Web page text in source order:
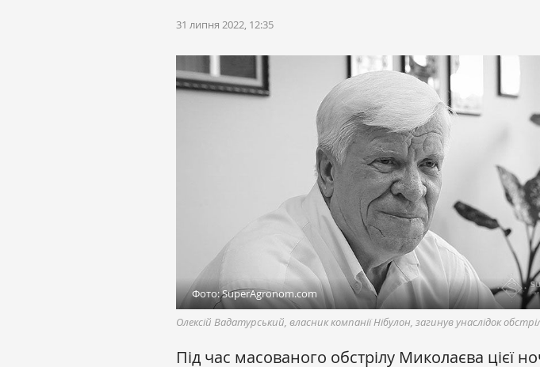
31 липня 2022, 12:35
Фото: SuperAgronom.com
Олексій Вадатурський, власник компанії Нібулон, загинув унаслідок
Під час масованого обстрілу Миколаєва цієї